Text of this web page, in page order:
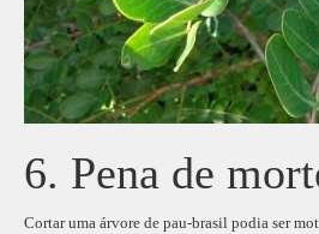
6. Pena de
Cortar uma árvore de pau-brasil podia ser